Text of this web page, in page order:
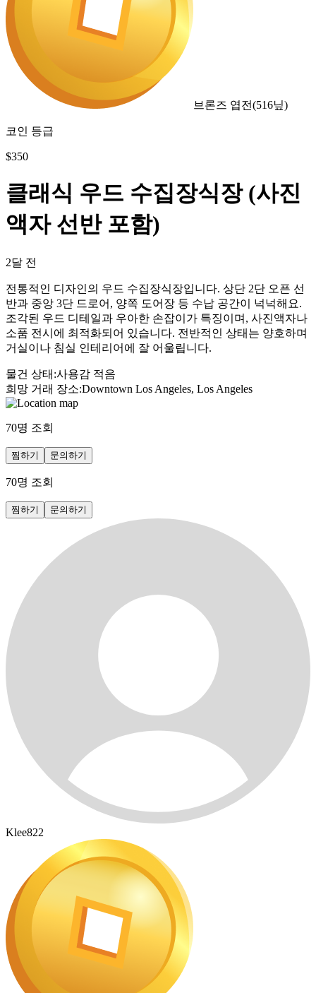
브론즈 엽전(516닢)
코인 등급
$350
클래식 우드 수집장식장 (사진
액자 선반 포함)
2달 전
전통적인 디자인의 우드 수집장식장입니다. 상단 2단 오픈 선
반과 중앙 3단 드로어, 양쪽 도어장 등 수납 공간이 넉넉해요.
조각된 우드 디테일과 우아한 손잡이가 특징이며, 사진액자나
소품 전시에 최적화되어 있습니다. 전반적인 상태는 양호하며
거실이나 침실 인테리어에 잘 어울립니다.
물건 상태 :사용감 적음
희망 거래 장소:Downtown Los Angeles, Los Angeles
70명 조회
찜하기 문의하기
70명 조회
찜하기 문의하기
Klee822